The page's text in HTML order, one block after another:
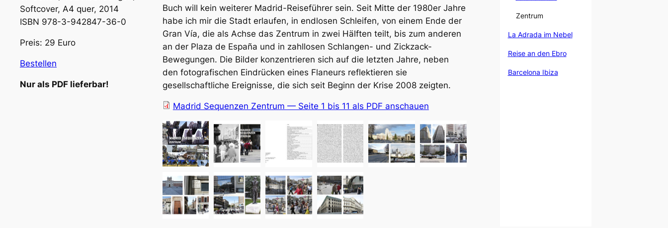
Softcover, A4 quer, 2014
ISBN 978-3-942847-36-0
Preis: 29 Euro
Bestellen
Nur als PDF lieferbar!
Buch will kein weiterer Madrid-Reiseführer sein. Seit Mitte der 1980er Jahre
habe ich mir die Stadt erlaufen, in endlosen Schleifen, von einem Ende der
Gran Vía, die als Achse das Zentrum in zwei Hälften teilt, bis zum anderen
an der Plaza de España und in zahllosen Schlangen- und Zickzack-
Bewegungen. Die Bilder konzentrieren sich auf die letzten Jahre, neben
den fotografischen Eindrücken eines Flaneurs reflektieren sie
gesellschaftliche Ereignisse, die sich seit Beginn der Krise 2008 zeigten.
Madrid Sequenzen Zentrum — Seite 1 bis 11 als PDF anschauen
Zentrum
La Adrada im Nebel
Reise an den Ebro
Barcelona Ibiza